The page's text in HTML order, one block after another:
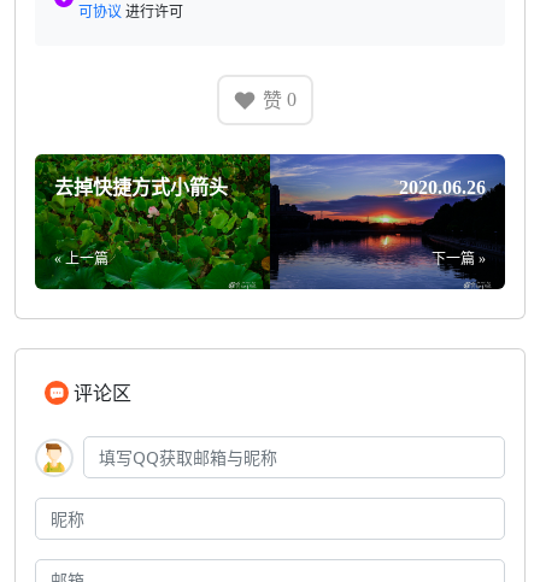
可协议 进行许可
赞 0
去掉快捷方式小箭头
« 上一篇
2020.06.26
下一篇 »
评论区